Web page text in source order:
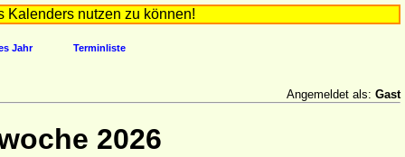
Kalenders nutzen zu können!
Jahr Terminliste
Angemeldet als: Gast
2026